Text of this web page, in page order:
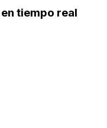
tiempo real